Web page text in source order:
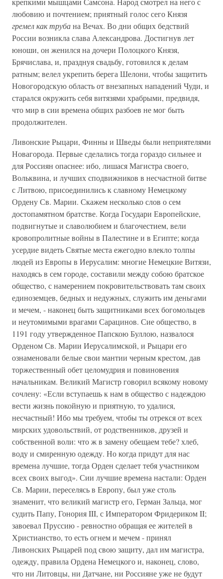
любовию и почтением; приятный голос сего Князя
гремел как трубана Вечах. Во дни общих бедствий
России возникла слава Александрова. Достигнув лет
юноши, он женился на дочери Полоцкого Князя,
Брячислава, и, празднуя свадьбу, готовился к делам
ратным; велел укрепить берега Шелони, чтобы защитить
Новогородскую область от внезапных нападений Чуди, и
старался окружить себя витязями храбрыми, предвидя,
что мир в сии времена общих разбоев не мог быть
продолжителен.
Ливонские Рыцари, Финны и Шведы были неприятелями
Новагорода. Первые сделались тогда гораздо сильнее и
для Россиян опаснее: ибо, лишася Магистра своего,
Вольквина, и лучших сподвижников в несчастной битве
с Литвою, присоединились к славному Немецкому
Ордену Св. Марии. Скажем несколько слов о сем
достопамятном братстве. Когда Государи Европейские,
подвигнутые и славолюбием и благочестием, вели
кровопролитные войны в Палестине и в Египте; когда
усердие видеть Святые места ежегодно влекло толпы
людей из Европы в Иерусалим: многие Немецкие Витязи,
находясь в сем городе, составили между собою братское
общество, с намерением покровительствовать там своих
единоземцев, бедных и недужных, служить им деньгами
и мечем, - наконец быть защитниками всех богомольцев
и неутомимыми врагами Сарацинов. Сие общество, в
1191 году утвержденное Папскою Буллою, назвалося
Орденом Св. Марии Иерусалимской, и Рыцари его
ознаменовали белые свои мантии черным крестом, дав
торжественный обет целомудрия и повиновения
начальникам. Великий Магистр говорил всякому новому
сочлену: «Если вступаешь к нам в общество с надеждою
вести жизнь покойную и приятную, то удалися,
несчастный! Ибо мы требуем, чтобы ты отрекся от всех
мирских удовольствий, от родственников, друзей и
собственной воли: что ж в замену обещаем тебе? хлеб,
воду и смиренную одежду. Но когда придут для нас
времена лучшие, тогда Орден сделает тебя участником
всех своих выгод». Сии лучшие времена настали: Орден
Св. Марии, переселясь в Европу, был уже столь
знаменит, что великий магистр его, Герман Зальца, мог
судить Папу, Гонория III, с Императором Фридериком II;
завоевал Пруссию - ревностно обращая ее жителей в
Христианство, то есть огнем и мечем - принял
Ливонских Рыцарей под свою защиту, дал им магистра,
одежду, правила Ордена Немецкого и, наконец, слово,
что ни Литовцы, ни Датчане, ни Россияне уже не будут